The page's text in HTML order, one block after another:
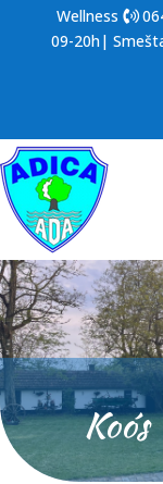
Wellness
09-20h|
Koós